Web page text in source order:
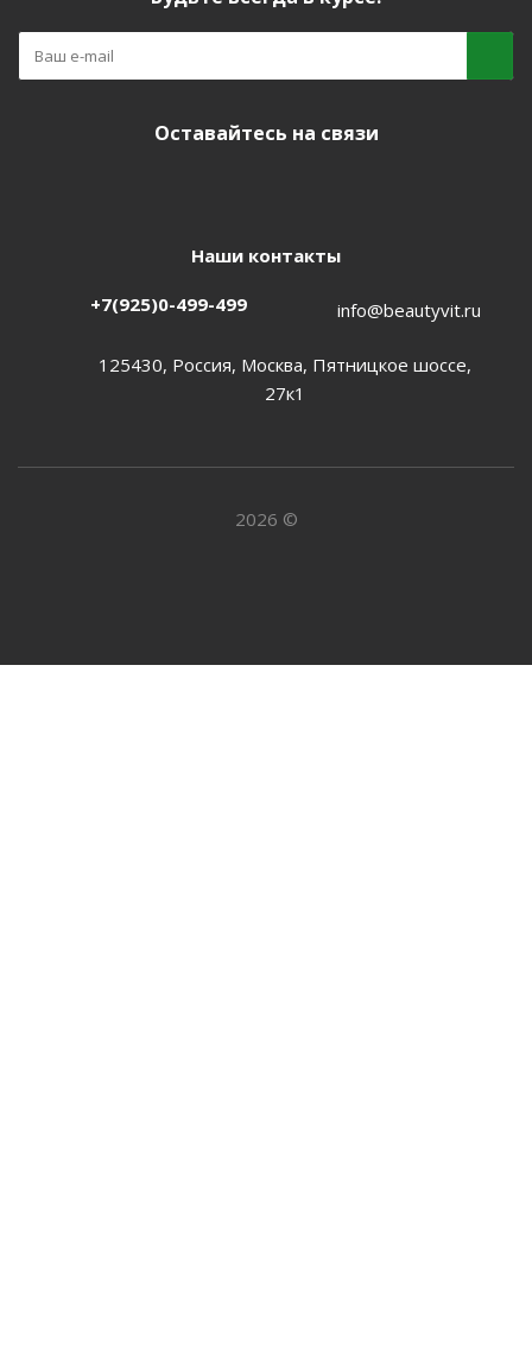
Оставайтесь на связи
Наши контакты
+7(925)0-499-499 info@beautyvit.ru
125430, Россия, Москва, Пятницкое шоссе,
27к1
2026 ©